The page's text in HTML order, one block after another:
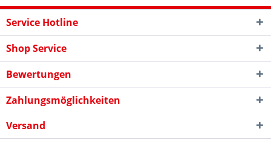
Service Hotline
Shop Service
Bewertungen
Zahlungsmöglichkeiten
Versand